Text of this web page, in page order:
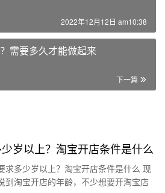
2022年12月12日 am10:38
需要多久才能做起来
下一篇
岁以上？淘宝开店条件是什么
求多少岁以上？淘宝开店条件是什么 现
到淘宝开店的年龄，不少想要开淘宝店